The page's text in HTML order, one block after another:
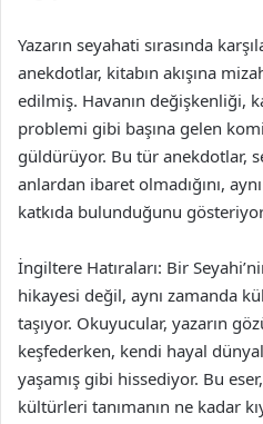
Yazarın seyahati sırasında
anekdotlar, kitabın akışına
edilmiş. Havanın değişkenliği,
problemi gibi başına gelen
güldürüyor. Bu tür anekdotlar,
anlardan ibaret olmadığını,
katkıda bulunduğunu
İngiltere Hatıraları: Bir
hikayesi değil, aynı zamanda
taşıyor. Okuyucular, yazarın
keşfederken, kendi hayal
yaşamış gibi hissediyor. Bu
kültürleri tanımanın ne kadar